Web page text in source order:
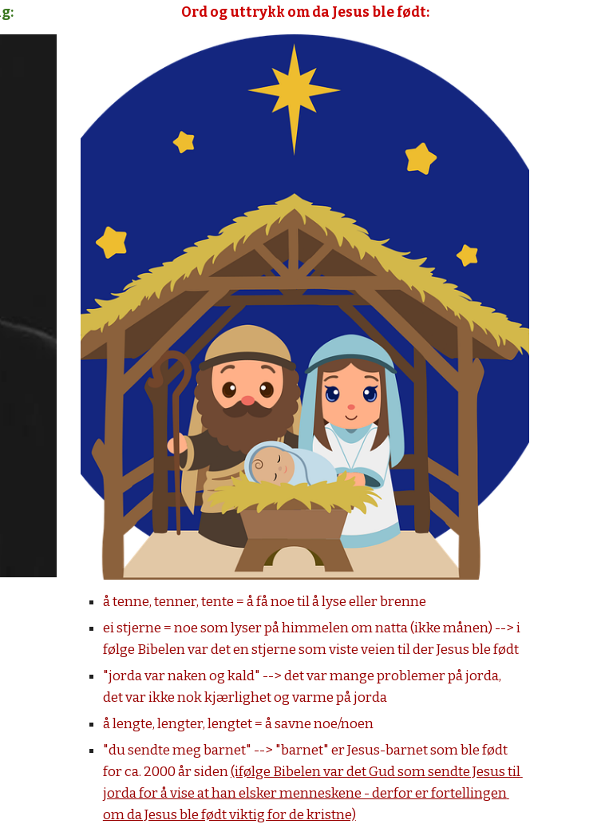
Ord og uttrykk om da Jesus ble født:
å tenne, tenner, tente = å få noe til å lyse eller brenne
ei stjerne = noe som lyser på himmelen om natta (ikke månen) --> i
følge Bibelen var det en stjerne som viste veien til der Jesus ble født
"jorda var naken og kald" --> det var mange problemer på jorda,
det var ikke nok kjærlighet og varme på jorda
å lengte, lengter, lengtet = å savne noe/noen
"du sendte meg barnet" --> "barnet" er Jesus-barnet som ble født
for ca. 2000 år siden (ifølge Bibelen var det Gud som sendte Jesus til
jorda for å vise at han elsker menneskene - derfor er fortellingen
om da Jesus ble født viktig for de kristne)